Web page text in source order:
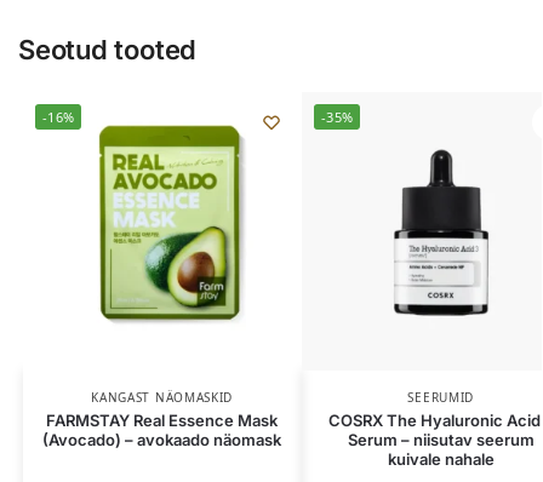
Seotud tooted
-16%
KANGAST NÄOMASKID
FARMSTAY Real Essence Mask
(Avocado) – avokaado näomask
-35%
SEERUMID
COSRX The Hyaluronic Acid
Serum – niisutav seerum
kuivale nahale